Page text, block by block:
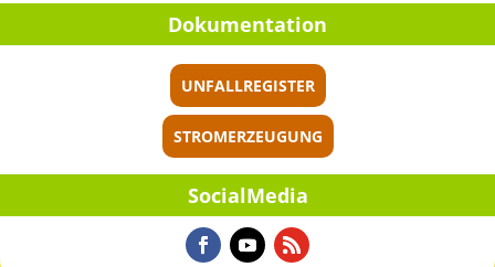
Dokumen­ta­tion
UNFALLREGISTER
STROMERZEUGUNG
Social­Me­dia